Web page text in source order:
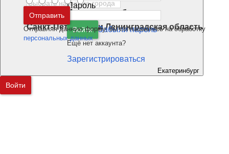
Екатеринбург
Войти
Москва и
Московская область
Санкт-Петербург иЛенинградская область
Пароль
Войти Забыли пароль
Ещё нет аккаунта?
Зарегистрироваться
Отправить
Отправляя данную форму, вы соглашаетесь на обработку
персональных данных